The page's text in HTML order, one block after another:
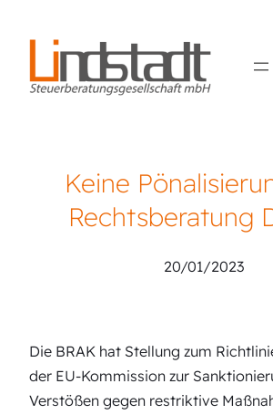
Keine
Rechtsberatung
20/01/2023
Die BRAK hat Stellung zum
der EU-Kommission zur
Verstößen gegen restriktive